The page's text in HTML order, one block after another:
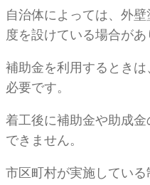
自治体によっては、外
度を設けている場合があ
補助金を利用するとき
必要です。
着工後に補助金や助成
できません。
市区町村が実施してい